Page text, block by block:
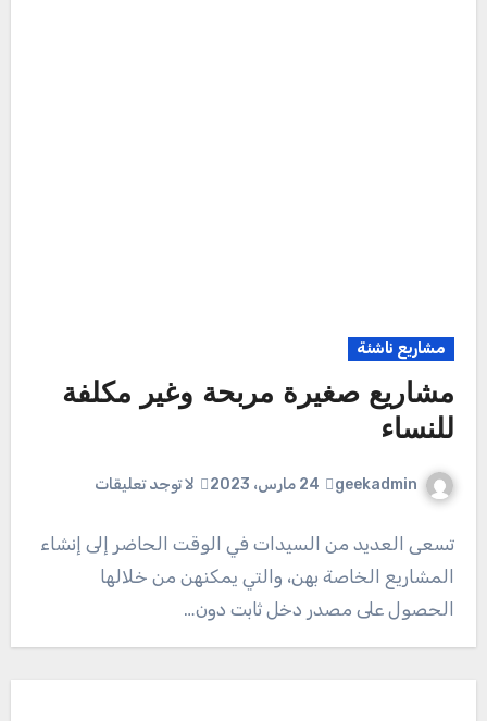
مشاريع ناشئة
مشاريع صغيرة مربحة وغير مكلفة
للنساء
geekadmin 24 مارس، 2023 لا توجد تعليقات
تسعى العديد من السيدات في الوقت الحاضر إلى إنشاء
المشاريع الخاصة بهن، والتي يمكنهن من خلالها
الحصول على مصدر دخل ثابت دون…